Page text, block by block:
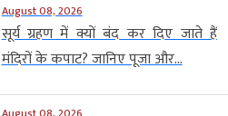
August 08, 2026
सूर्य ग्रहण में क्यों बंद कर दिए जाते हैं
मंदिरों के कपाट? जानिए पूजा और...